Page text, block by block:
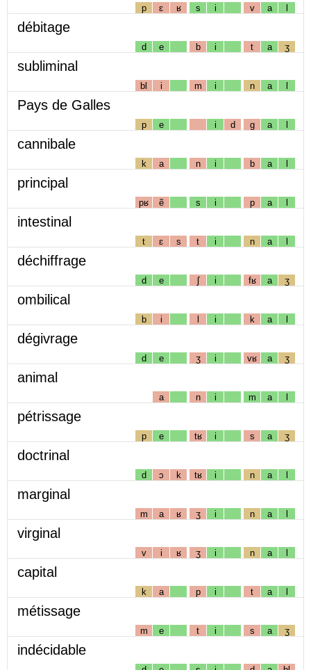
p ɛ ʁ s i v a l
débitage
d e b i t a ʒ
subliminal
bl i m i n a l
Pays de Galles
p e i d g a l
cannibale
k a n i b a l
principal
pʁ ẽ s i p a l
intestinal
t ɛ s t i n a l
déchiffrage
d e ʃ i fʁ a ʒ
ombilical
b i l i k a l
dégivrage
d e ʒ i vʁ a ʒ
animal
a n i m a l
pétrissage
p e tʁ i s a ʒ
doctrinal
d ɔ k tʁ i n a l
marginal
m a ʁ ʒ i n a l
virginal
v i ʁ ʒ i n a l
capital
k a p i t a l
métissage
m e t i s a ʒ
indécidable